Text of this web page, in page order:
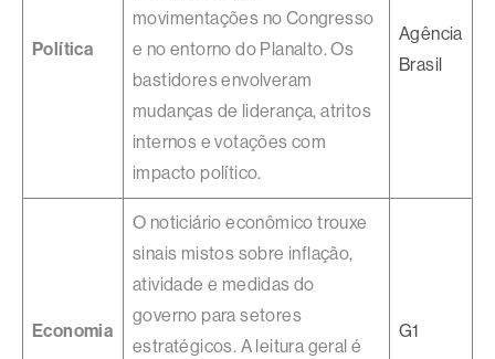
Política
movimentações no Congresso
e no entorno do Planalto. Os
bastidores envolveram
mudanças de liderança, atritos
internos e votações com
impacto político.
Agência
Brasil
Economia
O noticiário econômico trouxe
sinais mistos sobre inflação,
atividade e medidas do
governo para setores
estratégicos. A leitura geral é
G1